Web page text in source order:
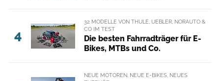
4
32 MODELLE VON THULE, UEBLER, NORAUTO &
CO IM TEST
Die besten Fahrradträger für E-
Bikes, MTBs und Co.
NEUE MOTOREN, NEUE E-BIKES, NEUES